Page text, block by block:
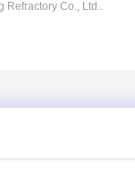
Refractory Co., Ltd..